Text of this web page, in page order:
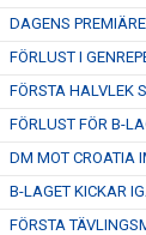
DAGENS
FÖRLUST I
FÖRSTA HALVLEK
FÖRLUST FÖR B-
DM MOT CROATIA
B-LAGET KICKAR
FÖRSTA